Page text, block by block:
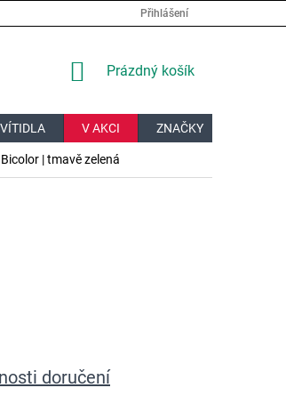
JAK NAKUPOVAT?Přihlášení
NÁKUPNÍ
Prázdný košík
V AKCI ZNAČKY
| tmavě zelená
doručení